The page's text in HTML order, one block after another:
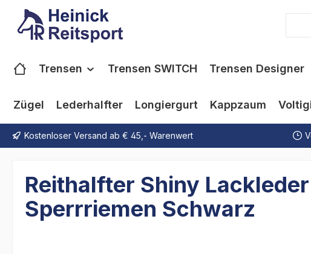
Hauptinhalt springen
Zur Suche springen
Zur Hauptnavigation springen
Trensen Trensen SWITCH Trensen Designer
Zügel Lederhalfter Longiergurt Kappzaum
Kostenloser Versand ab € 45,- Warenwert
Reithalfter Shiny
Sperrriemen Schwarz